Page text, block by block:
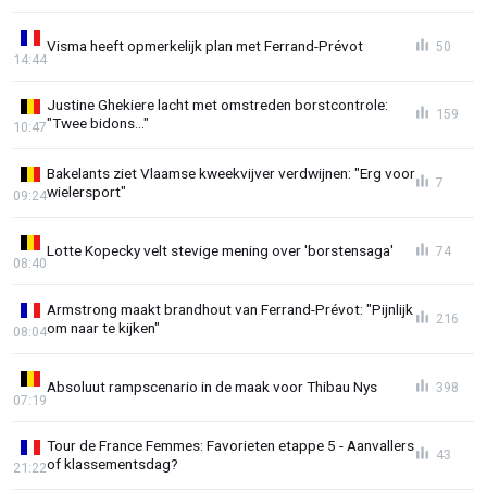
Visma heeft opmerkelijk plan met Ferrand-Prévot
14:44
50
Justine Ghekiere lacht met omstreden borstcontrole:
"Twee bidons..."
10:47
159
Bakelants ziet Vlaamse kweekvijver verdwijnen: "Erg voor
wielersport"
09:24
7
Lotte Kopecky velt stevige mening over 'borstensaga'
08:40
74
Armstrong maakt brandhout van Ferrand-Prévot: "Pijnlijk
om naar te kijken"
08:04
216
Absoluut rampscenario in de maak voor Thibau Nys
07:19
398
Tour de France Femmes: Favorieten etappe 5 - Aanvallers
of klassementsdag?
21:22
43